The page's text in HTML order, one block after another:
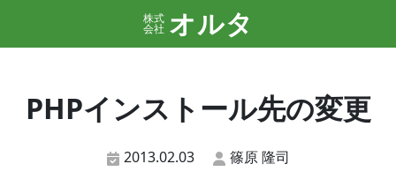
株式
会社 オルタ
PHPインストール先の変更
2013.02.03 篠原 隆司